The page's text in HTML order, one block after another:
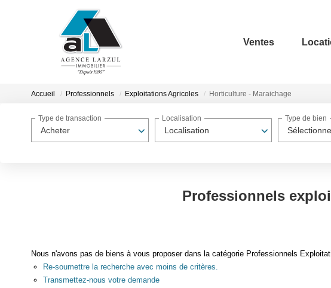
Ventes
Accueil Professionnels Exploitations Agricoles Horticulture - Maraichage
Acheter
Type de transaction
Localisation
Localisation Type de bien
Professionnels
Nous n'avons pas de biens à vous proposer dans la catégorie Professionnels
Re-soumettre la recherche avec moins de critères.
Transmettez-nous votre demande